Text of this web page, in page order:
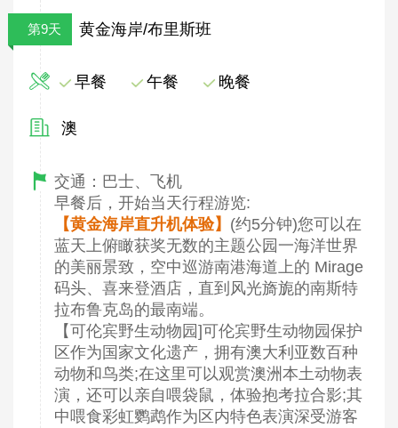
第9天 黄金海岸/布里斯班
早餐 午餐 晚餐
澳
交通：巴士、飞机
早餐后，开始当天行程游览:
【黄金海岸直升机体验】 (约5分钟)您可以在
蓝天上俯瞰获奖无数的主题公园一海洋世界
的美丽景致，空中巡游南港海道上的 Mirage
码头、喜来登酒店，直到风光旖旎的南斯特
拉布鲁克岛的最南端。
【可伦宾野生动物园]可伦宾野生动物园保护
区作为国家文化遗产，拥有澳大利亚数百种
动物和鸟类;在这里可以观赏澳洲本土动物表
演，还可以亲自喂袋鼠，体验抱考拉合影;其
中喂食彩虹鹦鹉作为区内特色表演深受游客